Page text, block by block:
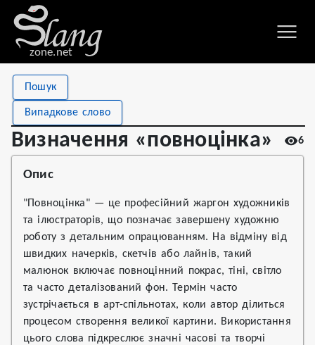
zone.net
Пошук
Випадкове слово
Визначення «повноцінка» 6
Визначення «повноцінка»
Stat
Views
Definitions 1
Опис
"Повноцінка" — це професійний жаргон художників
та ілюстраторів, що позначає завершену художню
роботу з детальним опрацюванням. На відміну від
швидких начерків, скетчів або лайнів, такий
малюнок включає повноцінний покрас, тіні, світло
та часто деталізований фон. Термін часто
зустрічається в арт-спільнотах, коли автор ділиться
процесом створення великої картини. Використання
цього слова підкреслює значні часові та творчі